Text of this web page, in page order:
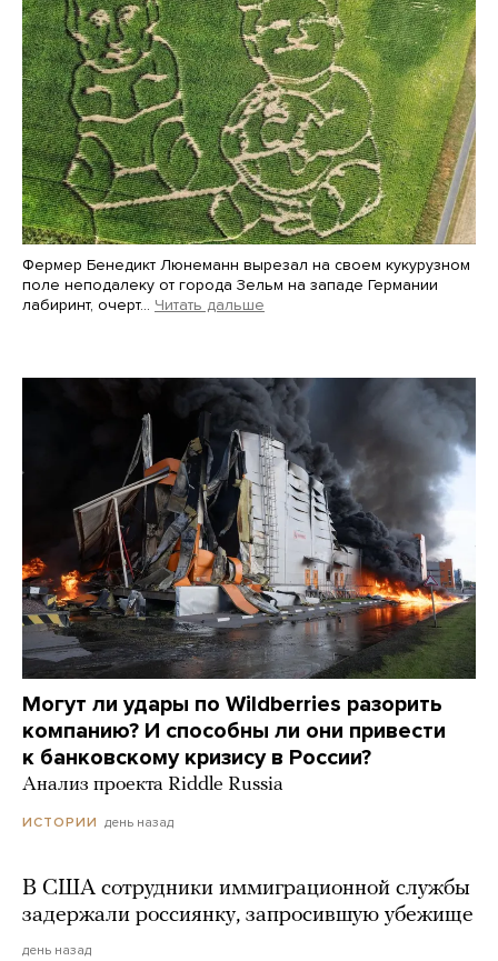
Фермер Бенедикт Люнеманн вырезал на своем кукурузном
поле неподалеку от города Зельм на западе Германии
лабиринт, очерт… Читать дальше
Могут ли удары по Wildberries разорить
компанию? И способны ли они привести
к банковскому кризису в России?
Анализ проекта Riddle Russia
ИСТОРИИ день назад
В США сотрудники иммиграционной службы
задержали россиянку, запросившую убежище
день назад